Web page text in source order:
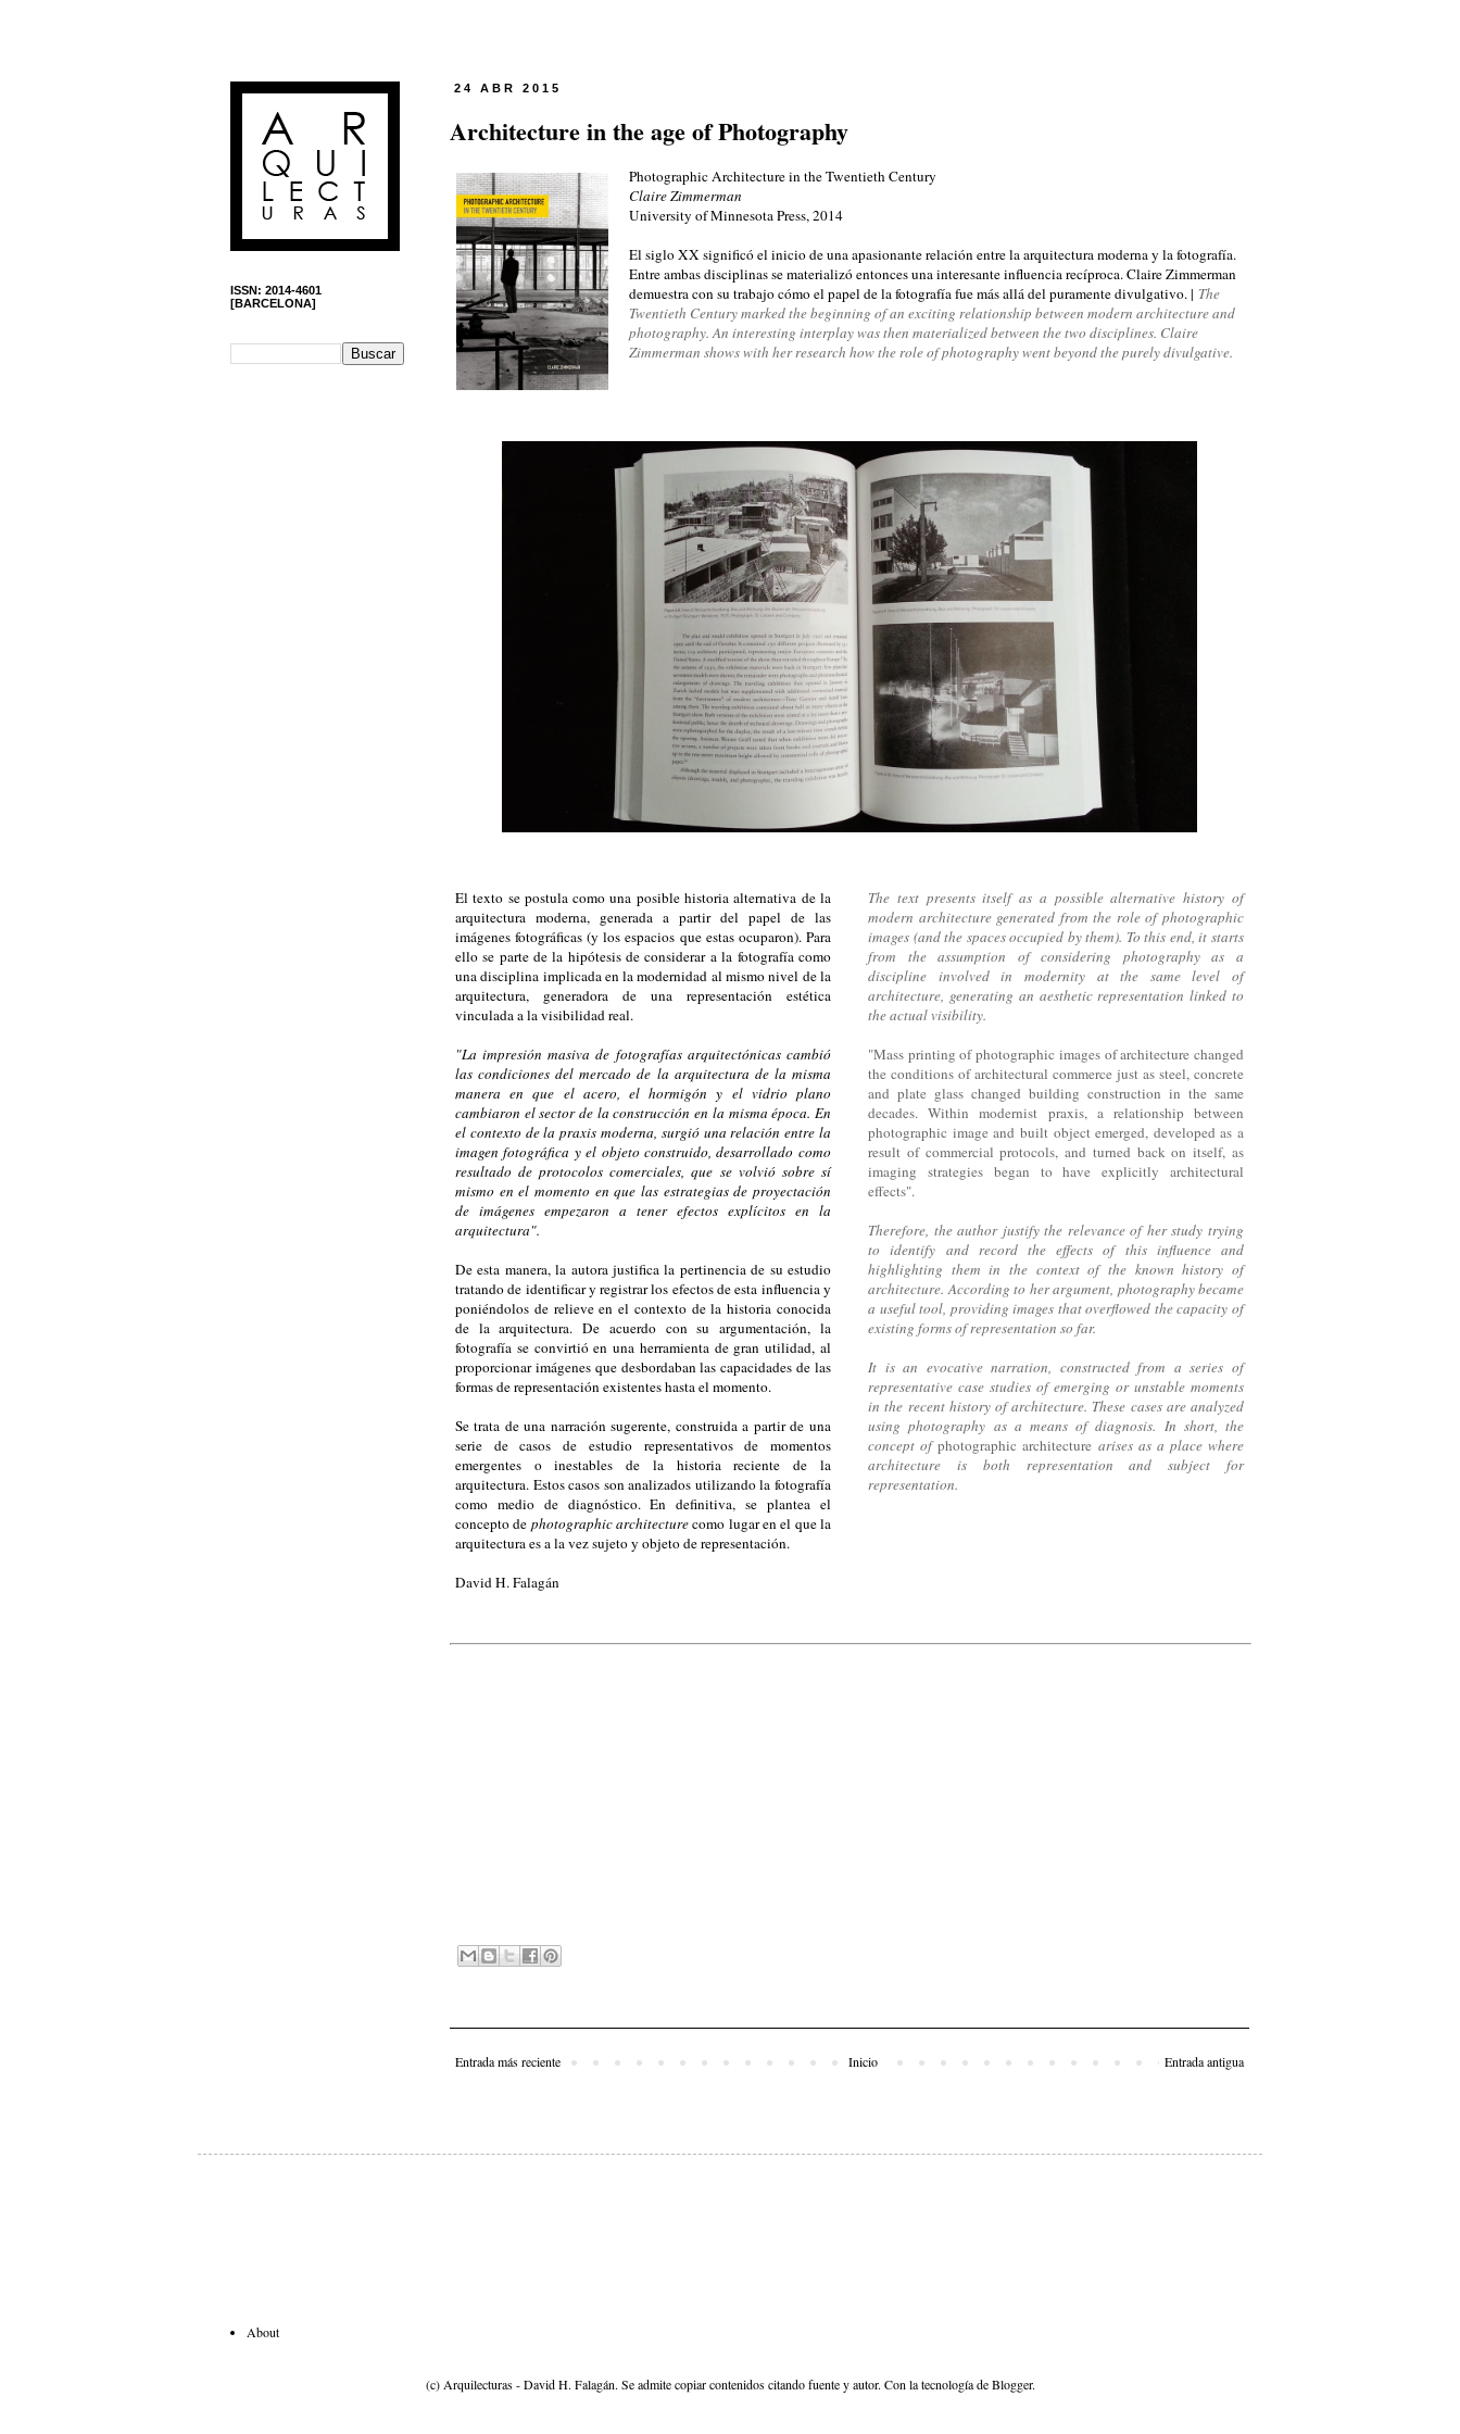
24 ABR 2015
Architecture in the age of Photography
Photographic Architecture in the Twentieth Century
Claire Zimmerman
University of Minnesota Press, 2014
El siglo XX significó el inicio de una apasionante relación entre la arquitectura moderna y la fotografía.
Entre ambas disciplinas se materializó entonces una interesante influencia recíproca. Claire Zimmerman
demuestra con su trabajo cómo el papel de la fotografía fue más allá del puramente divulgativo. | The
Twentieth Century marked the beginning of an exciting relationship between modern architecture and
photography. An interesting interplay was then materialized between the two disciplines. Claire
Zimmerman shows with her research how the role of photography went beyond the purely divulgative.
El texto se postula como una posible historia alternativa de la
arquitectura moderna, generada a partir del papel de las
imágenes fotográficas (y los espacios que estas ocuparon). Para
ello se parte de la hipótesis de considerar a la fotografía como
una disciplina implicada en la modernidad al mismo nivel de la
arquitectura, generadora de una representación estética
vinculada a la visibilidad real.
"La impresión masiva de fotografías arquitectónicas cambió
las condiciones del mercado de la arquitectura de la misma
manera en que el acero, el hormigón y el vidrio plano
cambiaron el sector de la construcción en la misma época. En
el contexto de la praxis moderna, surgió una relación entre la
imagen fotográfica y el objeto construido, desarrollado como
resultado de protocolos comerciales, que se volvió sobre sí
mismo en el momento en que las estrategias de proyectación
de imágenes empezaron a tener efectos explícitos en la
arquitectura".
De esta manera, la autora justifica la pertinencia de su estudio
tratando de identificar y registrar los efectos de esta influencia y
poniéndolos de relieve en el contexto de la historia conocida
de la arquitectura. De acuerdo con su argumentación, la
fotografía se convirtió en una herramienta de gran utilidad, al
proporcionar imágenes que desbordaban las capacidades de las
formas de representación existentes hasta el momento.
Se trata de una narración sugerente, construida a partir de una
serie de casos de estudio representativos de momentos
emergentes o inestables de la historia reciente de la
arquitectura. Estos casos son analizados utilizando la fotografía
como medio de diagnóstico. En definitiva, se plantea el
concepto de photographic architecturecomo lugar en el que la
arquitectura es a la vez sujeto y objeto de representación.
David H. Falagán
The text presents itself as a possible alternative history of
modern architecture generated from the role of photographic
images (and the spaces occupied by them). To this end, it starts
from the assumption of considering photography as a
discipline involved in modernity at the same level of
architecture, generating an aesthetic representation linked to
the actual visibility.
"Mass printing of photographic images of architecture changed
the conditions of architectural commerce just as steel, concrete
and plate glass changed building construction in the same
decades. Within modernist praxis, a relationship between
photographic image and built object emerged, developed as a
result of commercial protocols, and turned back on itself, as
imaging strategies began to have explicitly architectural
effects".
Therefore, the author justify the relevance of her study trying
to identify and record the effects of this influence and
highlighting them in the context of the known history of
architecture. According to her argument, photography became
a useful tool, providing images that overflowed the capacity of
existing forms of representation so far.
It is an evocative narration, constructed from a series of
representative case studies of emerging or unstable moments
in the recent history of architecture. These cases are analyzed
using photography as a means of diagnosis. In short, the
concept ofphotographic architecture arises as a place where
architecture is both representation and subject for
representation.
Entrada más reciente Entrada antigua
Inicio
ISSN: 2014-4601
[BARCELONA]
About
(c) Arquilecturas - David H. Falagán. Se admite copiar contenidos citando fuente y autor. Con la tecnología deBlogger.